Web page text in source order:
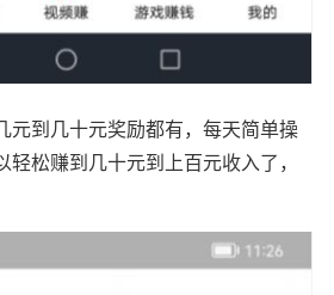
元到几十元奖励都有，每天简单操
松赚到几十元到上百元收入了，